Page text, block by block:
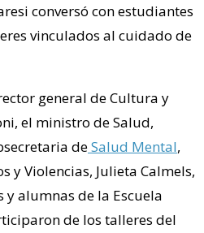
conversó con estudiantes
vinculados al cuidado de
general de Cultura y
el ministro de Salud,
deSalud Mental,
y Violencias, Julieta Calmels,
alumnas de la Escuela
de los talleres del